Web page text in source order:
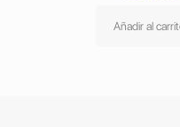
Añadir al